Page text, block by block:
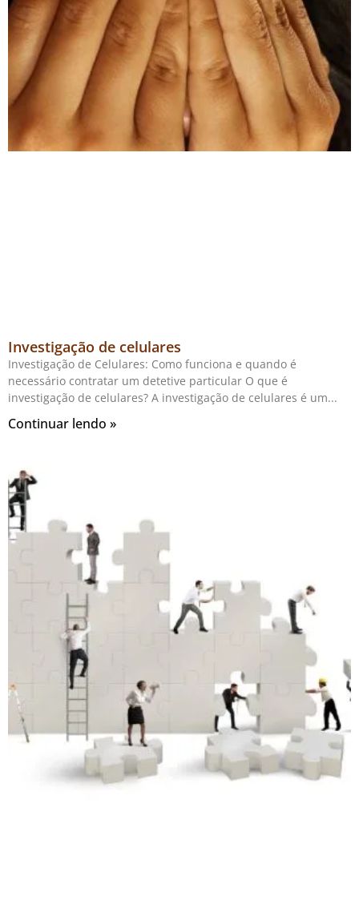
Investigação de celulares
Investigação de Celulares: Como funciona e quando é
necessário contratar um detetive particular O que é
investigação de celulares? A investigação de celulares é um
Continuar lendo »